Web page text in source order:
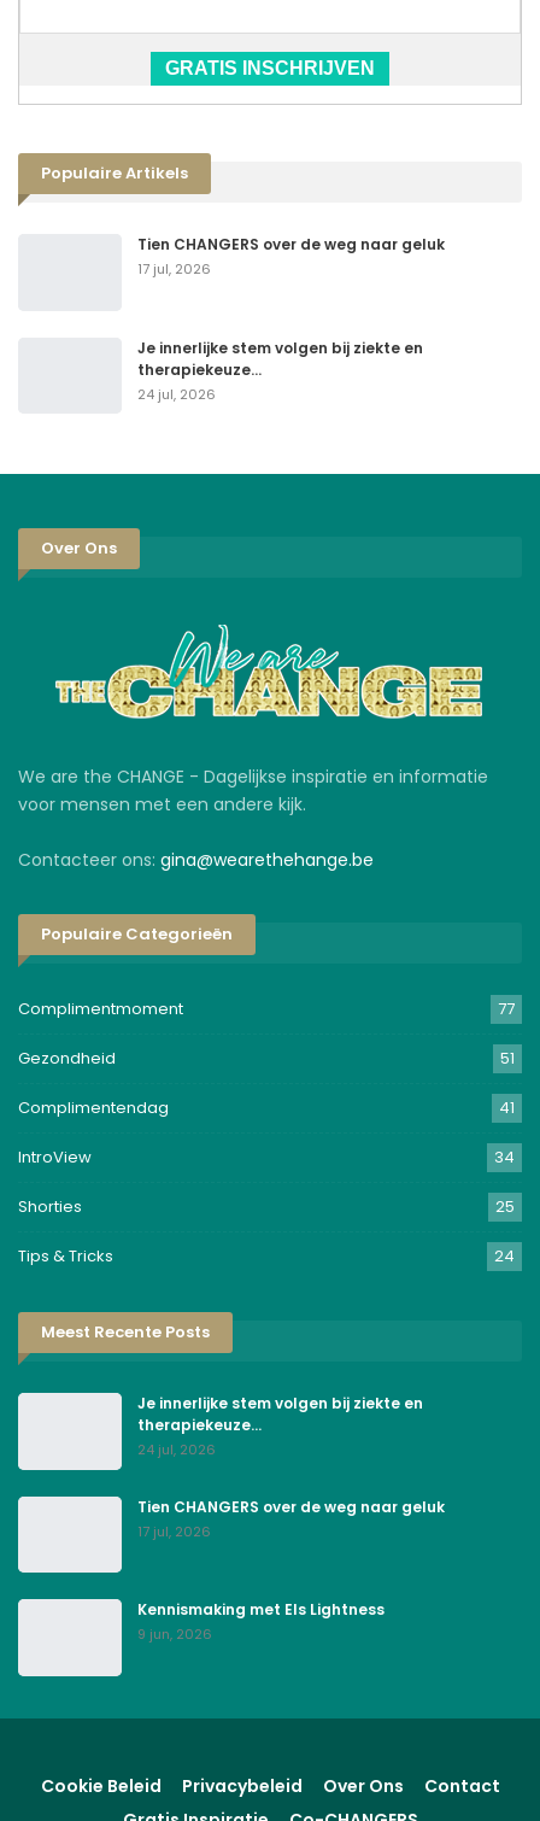
GRATIS INSCHRIJVEN
Populaire Artikels
Tien CHANGERS over de weg naar geluk
17 jul, 2026
Je innerlijke stem volgen bij ziekte en
therapiekeuze…
24 jul, 2026
Over Ons
We are the CHANGE - Dagelijkse inspiratie en informatie
voor mensen met een andere kijk.
Contacteer ons: gina@wearethehange.be
Populaire Categorieën
Complimentmoment 77
Gezondheid 51
Complimentendag 41
IntroView 34
Shorties 25
Tips & Tricks 24
Meest Recente Posts
Je innerlijke stem volgen bij ziekte en
therapiekeuze…
24 jul, 2026
Tien CHANGERS over de weg naar geluk
17 jul, 2026
Kennismaking met Els Lightness
9 jun, 2026
Cookie Beleid Privacybeleid Over Ons
Contact